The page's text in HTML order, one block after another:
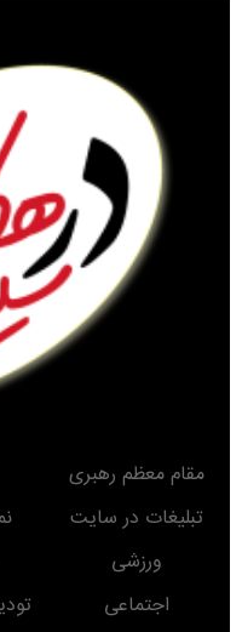
مقام معظم رهبری
تبلیغات در سایت
ورزشی
اجتماعی